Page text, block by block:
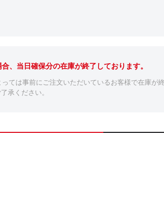
、当日確保分の在庫が終了しております。
ては事前にご注文いただいているお客様で在庫が
承ください。